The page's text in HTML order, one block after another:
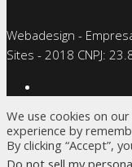
Webadesign -
Sites - 2018 CNPJ:
We use cookies on
experience by
By clicking “Accept”,
Do not sell my